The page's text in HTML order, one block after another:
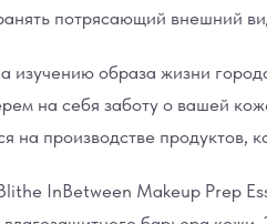
потрясающий внешний
образа жизни
на себя заботу о вашей
на производстве
InBetween Makeup Prep